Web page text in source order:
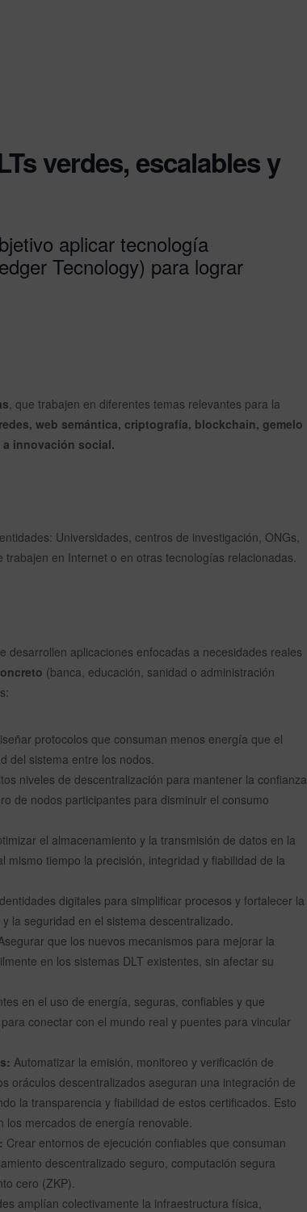
verdes, escalables y
aplicar tecnología
Tecnology) para lograr
, que trabajen en diferentes temas relevantes para la
web semántica, criptografía, blockchain, gemelo
innovación social.
Universidades, centros de investigación, ONGs,
en Internet o en otras tecnologías relacionadas.
desarrollen aplicaciones enfocadas a necesidades reales
(banca, educación, sanidad o administración
protocolos que consuman menos energía que el
del sistema entre los nodos.
niveles de descentralización para mantener la confianza
de nodos participantes para disminuir el consumo
el almacenamiento y la transmisión de datos en la
tiempo la precisión, integridad y fiabilidad de la
digitales para simplificar procesos y fortalecer la
la seguridad en el sistema descentralizado.
que los nuevos mecanismos para mejorar la
en los sistemas DLT existentes, sin afectar su
en el uso de energía, seguras, confiables y que
conectar con el mundo real y puentes para vincular
Automatizar la emisión, monitoreo y verificación de
oráculos descentralizados aseguran una integración de
la transparencia y fiabilidad de estos certificados. Esto
los mercados de energía renovable.
Crear entornos de ejecución confiables que consuman
descentralizado seguro, computación segura
cero (ZKP).
amplían colectivamente la infraestructura física,